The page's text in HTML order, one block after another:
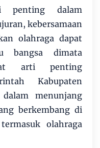
penting dalam
kebersamaan
olahraga dapat
bangsa dimata
arti penting
Kabupaten
menunjang
berkembang di
olahraga